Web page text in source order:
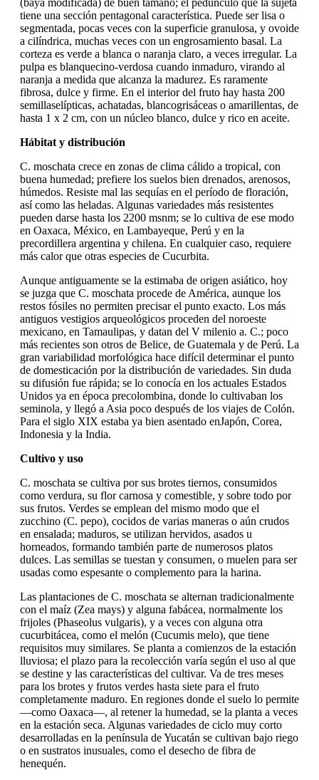
tiene una sección pentagonal característica. Puede ser lisa o
segmentada, pocas veces con la superficie granulosa, y ovoide
a cilíndrica, muchas veces con un engrosamiento basal. La
corteza es verde a blanca o naranja claro, a veces irregular. La
pulpa es blanquecino-verdosa cuando inmaduro, virando al
naranja a medida que alcanza la madurez. Es raramente
fibrosa, dulce y firme. En el interior del fruto hay hasta 200
semillaselípticas, achatadas, blancogrisáceas o amarillentas, de
hasta 1 x 2 cm, con un núcleo blanco, dulce y rico en aceite.
Hábitat y distribución
C. moschata crece en zonas de clima cálido a tropical, con
buena humedad; prefiere los suelos bien drenados, arenosos,
húmedos. Resiste mal las sequías en el período de floración,
así como las heladas. Algunas variedades más resistentes
pueden darse hasta los 2200 msnm; se lo cultiva de ese modo
en Oaxaca, México, en Lambayeque, Perú y en la
precordillera argentina y chilena. En cualquier caso, requiere
más calor que otras especies de Cucurbita.
Aunque antiguamente se la estimaba de origen asiático, hoy
se juzga que C. moschata procede de América, aunque los
restos fósiles no permiten precisar el punto exacto. Los más
antiguos vestigios arqueológicos proceden del noroeste
mexicano, en Tamaulipas, y datan del V milenio a. C.; poco
más recientes son otros de Belice, de Guatemala y de Perú. La
gran variabilidad morfológica hace difícil determinar el punto
de domesticación por la distribución de variedades. Sin duda
su difusión fue rápida; se lo conocía en los actuales Estados
Unidos ya en época precolombina, donde lo cultivaban los
seminola, y llegó a Asia poco después de los viajes de Colón.
Para el siglo XIX estaba ya bien asentado enJapón, Corea,
Indonesia y la India.
Cultivo y uso
C. moschata se cultiva por sus brotes tiernos, consumidos
como verdura, su flor carnosa y comestible, y sobre todo por
sus frutos. Verdes se emplean del mismo modo que el
zucchino (C. pepo), cocidos de varias maneras o aún crudos
en ensalada; maduros, se utilizan hervidos, asados u
horneados, formando también parte de numerosos platos
dulces. Las semillas se tuestan y consumen, o muelen para ser
usadas como espesante o complemento para la harina.
Las plantaciones de C. moschata se alternan tradicionalmente
con el maíz (Zea mays) y alguna fabácea, normalmente los
frijoles (Phaseolus vulgaris), y a veces con alguna otra
cucurbitácea, como el melón (Cucumis melo), que tiene
requisitos muy similares. Se planta a comienzos de la estación
lluviosa; el plazo para la recolección varía según el uso al que
se destine y las características del cultivar. Va de tres meses
para los brotes y frutos verdes hasta siete para el fruto
completamente maduro. En regiones donde el suelo lo permite
—como Oaxaca—, al retener la humedad, se la planta a veces
en la estación seca. Algunas variedades de ciclo muy corto
desarrolladas en la península de Yucatán se cultivan bajo riego
o en sustratos inusuales, como el desecho de fibra de
henequén.